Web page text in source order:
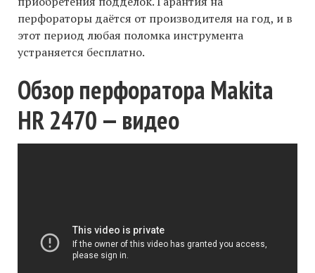
перфораторы даётся от производителя на год, и в
этот период любая поломка инструмента
устраняется бесплатно.
Обзор перфоратора Makita
HR 2470 — видео